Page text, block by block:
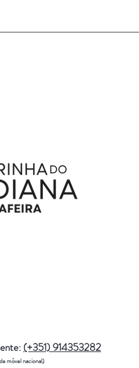
(+351) 914353282
móvel nacional)